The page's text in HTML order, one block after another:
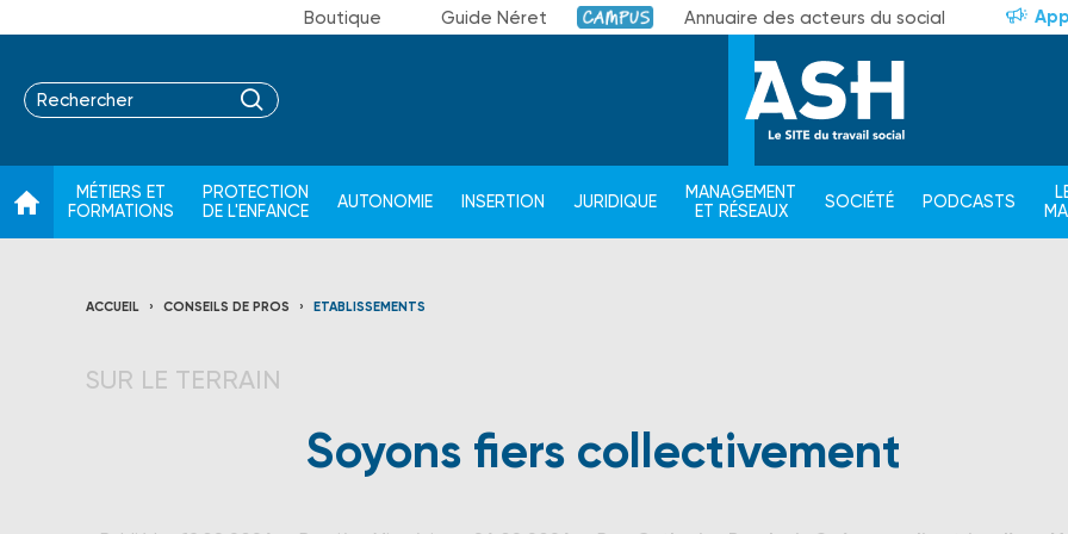
Boutique Guide Néret Campus Annuaire des acteurs du social
MÉTIERS ET
FORMATIONS
PROTECTION
DE L'ENFANCE
AUTONOMIE INSERTION JURIDIQUE
MANAGEMENT
ET RÉSEAUX
SOCIÉTÉ PODCASTS
ACCUEIL CONSEILS DE PROS ETABLISSEMENTS
SUR LE TERRAIN
Soyons fiers collectivement